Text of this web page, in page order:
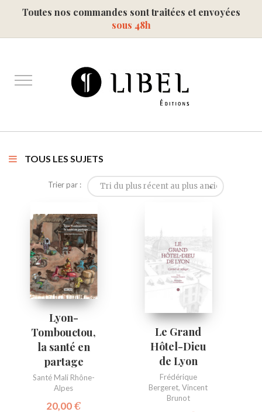
Toutes nos commandes sont traitées et envoyées
sous 48h
TOUS LES SUJETS
Trier par : Tri du plus récent au plus ancien
Lyon-
Tombouctou,
la santé en
partage
Santé Mali Rhône-
Alpes
20,00€
Le Grand
Hôtel-Dieu
de Lyon
Frédérique
Bergeret,Vincent
Brunot